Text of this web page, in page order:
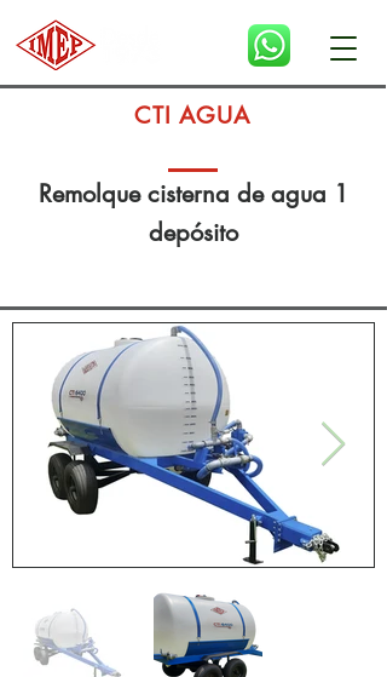
CTI AGUA
Remolque cisterna de agua 1
depósito